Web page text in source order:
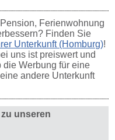
Ferienwohnung
Finden Sie
Unterkunft (Homburg)!
uns ist preiswert und
die Werbung für eine
andere Unterkunft
unseren